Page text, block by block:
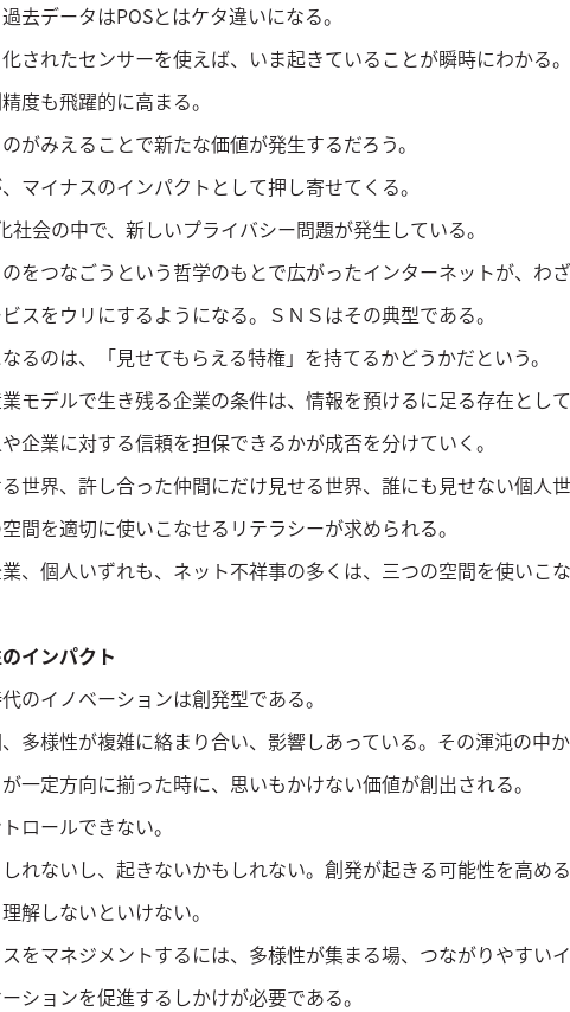
去データはPOSとはケタ違いになる。
されたセンサーを使えば、いま起きていることが瞬時にわかる。
度も飛躍的に高まる。
がみえることで新たな価値が発生するだろう。
マイナスのインパクトとして押し寄せてくる。
社会の中で、新しいプライバシー問題が発生している。
をつなごうという哲学のもとで広がったインターネットが、わ
スをウリにするようになる。ＳＮＳはその典型である。
るのは、「見せてもらえる特権」を持てるかどうかだという。
モデルで生き残る企業の条件は、情報を預けるに足る存在とし
企業に対する信頼を担保できるかが成否を分けていく。
世界、許し合った仲間にだけ見せる世界、誰にも見せない個人世
間を適切に使いこなせるリテラシーが求められる。
、個人いずれも、ネット不祥事の多くは、三つの空間を使いこ
インパクト
のイノベーションは創発型である。
多様性が複雑に絡まり合い、影響しあっている。その渾沌の中
一定方向に揃った時に、思いもかけない価値が創出される。
ロールできない。
れないし、起きないかもしれない。創発が起きる可能性を高め
解しないといけない。
をマネジメントするには、多様性が集まる場、つながりやすいイ
ションを促進するしかけが必要である。